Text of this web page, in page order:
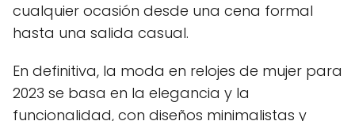
cualquier ocasión desde una cena formal
hasta una salida casual.
En definitiva, la moda en relojes de mujer para
2023 se basa en la elegancia y la
funcionalidad, con diseños minimalistas y